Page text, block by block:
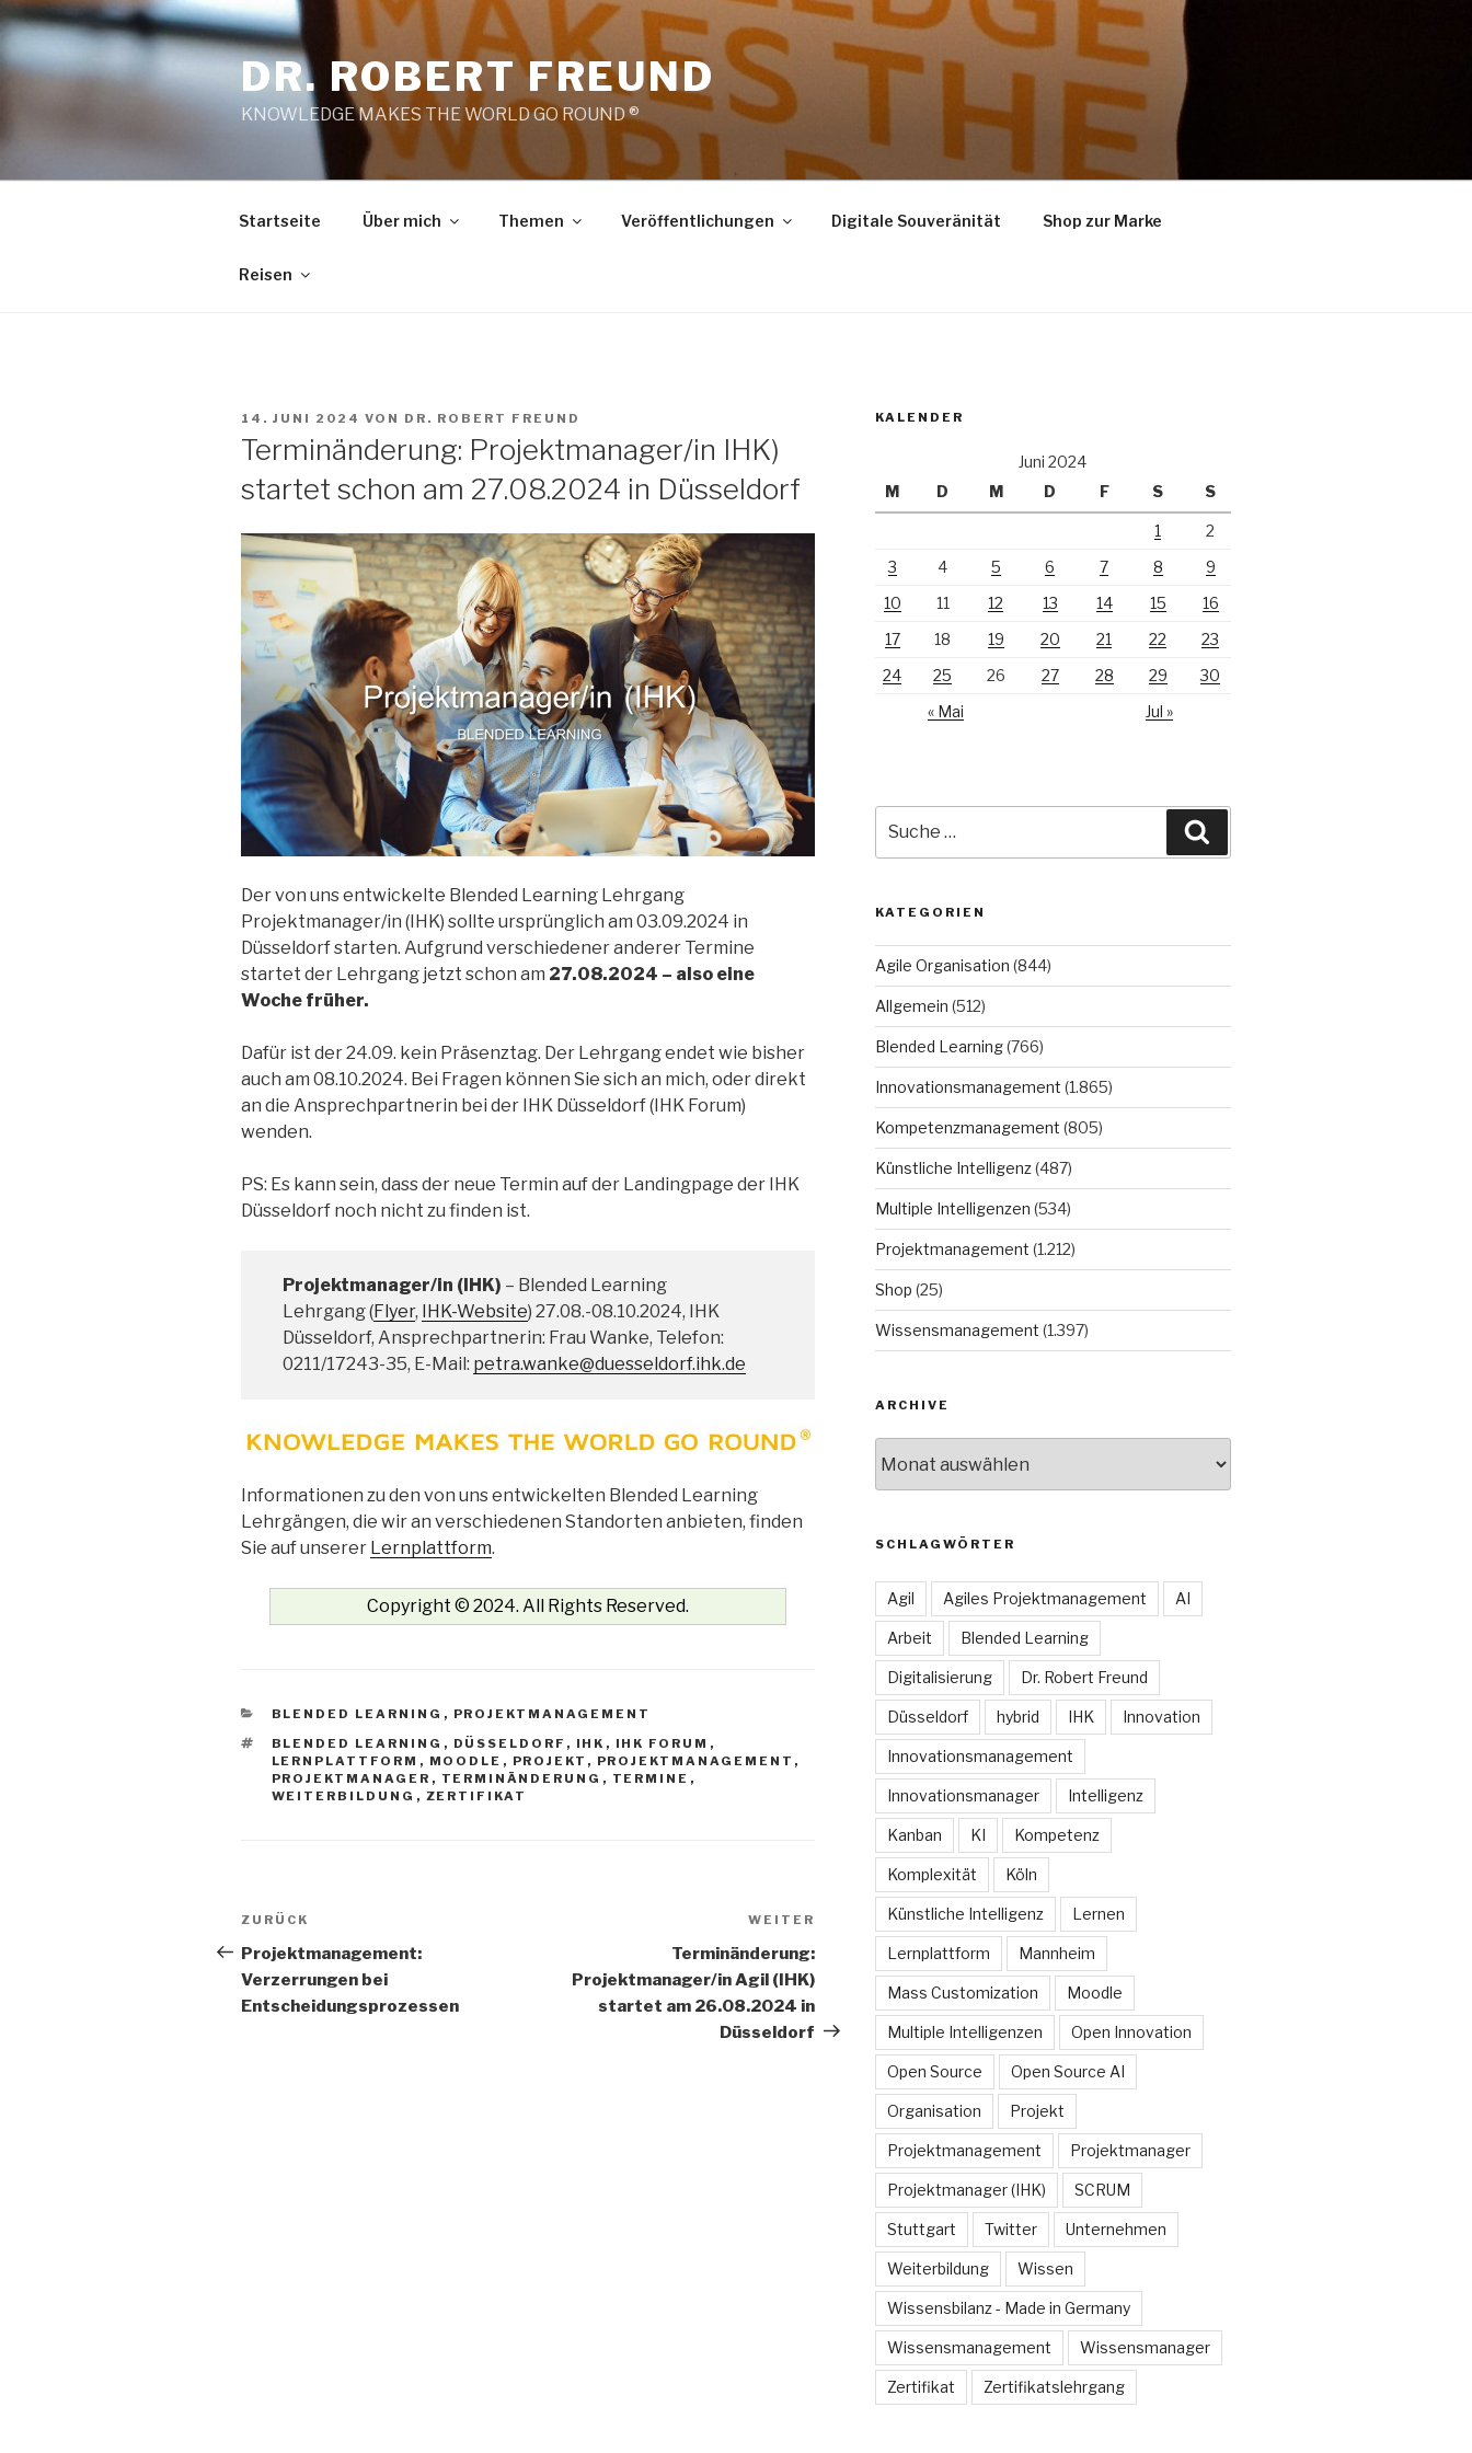
Zum
Inhalt
springen
DR. ROBERT FREUND
KNOWLEDGE MAKES THE WORLD GO ROUND ®
Startseite Über mich Themen Veröffentlichungen Digitale Souveränität Shop zur Marke
Reisen
VERÖFFENTLICHT
14. JUNI 2024 VON DR. ROBERT FREUND
Terminänderung: Projektmanager/in IHK)
startet schon am 27.08.2024 in Düsseldorf
Der von uns entwickelte Blended Learning Lehrgang
Projektmanager/in (IHK) sollte ursprünglich am 03.09.2024 in
Düsseldorf starten. Aufgrund verschiedener anderer Termine
startet der Lehrgang jetzt schon am 27.08.2024 – also eine
Woche früher.
Dafür ist der 24.09. kein Präsenztag. Der Lehrgang endet wie bisher
auch am 08.10.2024. Bei Fragen können Sie sich an mich, oder direkt
an die Ansprechpartnerin bei der IHK Düsseldorf (IHK Forum)
wenden.
PS: Es kann sein, dass der neue Termin auf der Landingpage der IHK
Düsseldorf noch nicht zu finden ist.
Projektmanager/in (IHK) – Blended Learning
Lehrgang (Flyer, IHK-Website) 27.08.-08.10.2024, IHK
Düsseldorf, Ansprechpartnerin: Frau Wanke, Telefon:
0211/17243-35, E-Mail: petra.wanke@duesseldorf.ihk.de
Informationen zu den von uns entwickelten Blended Learning
Lehrgängen, die wir an verschiedenen Standorten anbieten, finden
Sie auf unserer Lernplattform.
Copyright © 2024. All Rights Reserved.
KATEGORIEN
BLENDED LEARNING , PROJEKTMANAGEMENT
SCHLAGWÖRTER
BLENDED LEARNING , DÜSSELDORF , IHK , IHK FORUM ,
LERNPLATTFORM , MOODLE , PROJEKT , PROJEKTMANAGEMENT ,
PROJEKTMANAGER , TERMINÄNDERUNG , TERMINE ,
WEITERBILDUNG , ZERTIFIKAT
Beitrags-
Navigation
Vorheriger
Beitrag
ZURÜCK
Projektmanagement:
Verzerrungen bei
Entscheidungsprozessen
Nächster
Beitrag
WEITER
Terminänderung:
Projektmanager/in Agil (IHK)
startet am 26.08.2024 in
Düsseldorf
KALENDER
Juni 2024
M
D M D F S S
1
2
3
4 5 6 7 8
9
10
11 12 13 14 15
16
17
18 19 20 21 22
23
24
25 26 27 28 29
30
« Mai
Jul »
nach:
KATEGORIEN
Agile Organisation (844)
Allgemein (512)
Blended Learning(766)
Innovationsmanagement (1.865)
Kompetenzmanagement (805)
Künstliche Intelligenz(487)
Multiple Intelligenzen (534)
Projektmanagement (1.212)
Shop (25)
Wissensmanagement (1.397)
ARCHIVE
SCHLAGWÖRTER
Agil Agiles Projektmanagement AI
Arbeit Blended Learning
Digitalisierung Dr. Robert Freund
Düsseldorf hybrid IHK Innovation
Innovationsmanagement
Innovationsmanager Intelligenz
Kanban KI Kompetenz
Komplexität Köln
Künstliche Intelligenz Lernen
Lernplattform Mannheim
Mass Customization Moodle
Multiple Intelligenzen Open Innovation
Open Source Open Source AI
Organisation Projekt
Projektmanagement Projektmanager
Projektmanager (IHK) SCRUM
Stuttgart Twitter Unternehmen
Weiterbildung Wissen
Wissensbilanz - Made in Germany
Wissensmanagement Wissensmanager
Zertifikat Zertifikatslehrgang